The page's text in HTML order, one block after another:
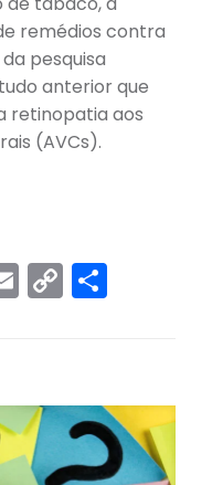
remédios contra
pesquisa
anterior que
retinopatia aos
(AVCs).
Email
Copy
Link
Share